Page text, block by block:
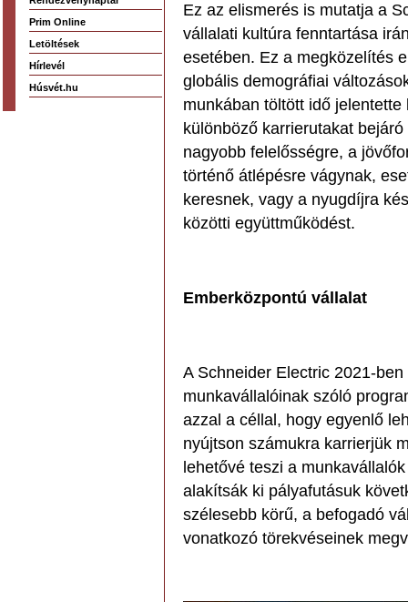
Prim Online
Letöltések
Hírlevél
Húsvét.hu
Ez az elismerés is mutatja a
vállalati kultúra fenntartása
esetében. Ez a megközelítés
globális demográfiai
munkában töltött idő
különböző karrierutakat
nagyobb felelősségre, a
történő átlépésre vágynak,
keresnek, vagy a nyugdíjra
közötti együttműködést.
Emberközpontú vállalat
A Schneider Electric 2021-
munkavállalóinak szóló
azzal a céllal, hogy egyenlő
nyújtson számukra karrierjük
lehetővé teszi a
alakítsák ki pályafutásuk
szélesebb körű, a befogadó
vonatkozó törekvéseinek